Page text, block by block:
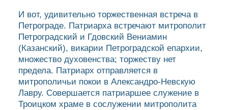
И вот, удивительно торжественная встреча в
Петрограде. Патриарха встречают митрополит
Петроградский и Гдовский Вениамин
(Казанский), викарии Петроградской епархии,
множество духовенства; торжеству нет
предела. Патриарх отправляется в
митрополичьи покои в Александро-Невскую
Лавру. Совершается патриаршее служение в
Троицком храме в сослужении митрополита